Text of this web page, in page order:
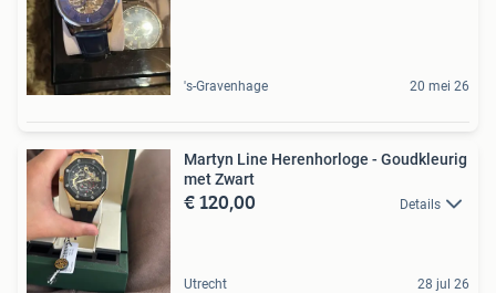
's-Gravenhage 20 mei 26
Martyn Line Herenhorloge - Goudkleurig
met Zwart
€ 120,00 Details
Utrecht 28 jul 26